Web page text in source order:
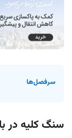
سرفصل‌ها
سنگ کلیه در